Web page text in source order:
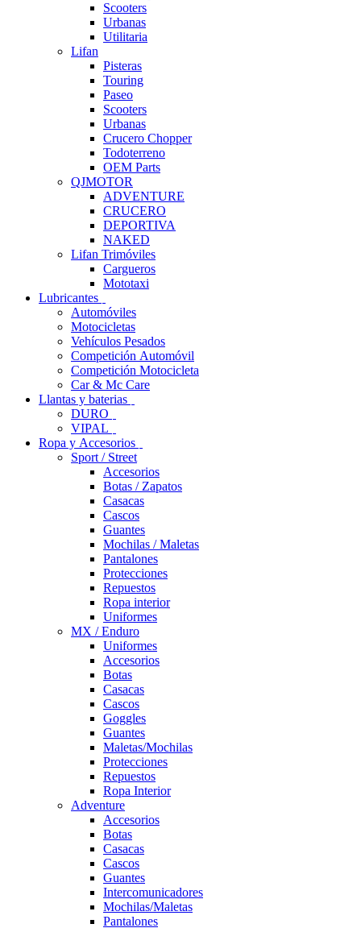
Scooters
Urbanas
Utilitaria
Lifan
Pisteras
Touring
Paseo
Scooters
Urbanas
Crucero Chopper
Todoterreno
OEM Parts
QJMOTOR
ADVENTURE
CRUCERO
DEPORTIVA
NAKED
Lifan Trimóviles
Cargueros
Mototaxi
Lubricantes
Automóviles
Motocicletas
Vehículos Pesados
Competición Automóvil
Competición Motocicleta
Car & Mc Care
Llantas y baterias
DURO
VIPAL
Ropa y Accesorios
Sport / Street
Accesorios
Botas / Zapatos
Casacas
Cascos
Guantes
Mochilas / Maletas
Pantalones
Protecciones
Repuestos
Ropa interior
Uniformes
MX / Enduro
Uniformes
Accesorios
Botas
Casacas
Cascos
Goggles
Guantes
Maletas/Mochilas
Protecciones
Repuestos
Ropa Interior
Adventure
Accesorios
Botas
Casacas
Cascos
Guantes
Intercomunicadores
Mochilas/Maletas
Pantalones